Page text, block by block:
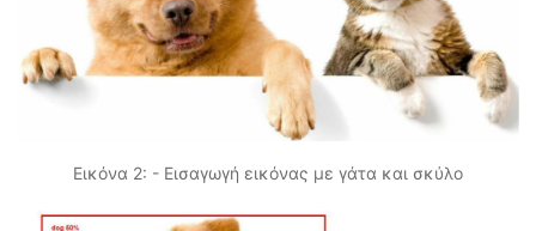
Εικόνα 2: - Εισαγωγή εικόνας με γάτα και σκύλο